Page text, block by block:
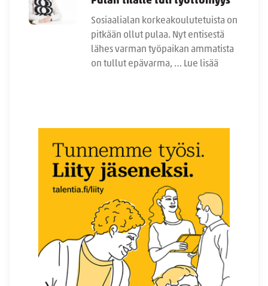
Sosiaalialan korkeakoulutetuista on
pitkään ollut pulaa. Nyt entisestä
lähes varman työpaikan ammatista
on tullut epävarma, … Lue lisää